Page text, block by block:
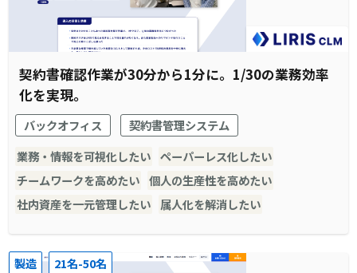
契約書確認作業が30分から1分に。1/30の業務効率
化を実現。
バックオフィス
契約書管理システム
業務・情報を可視化したい ペーパーレス化したい
チームワークを高めたい 個人の生産性を高めたい
社内資産を一元管理したい 属人化を解消したい
製造 21名-50名